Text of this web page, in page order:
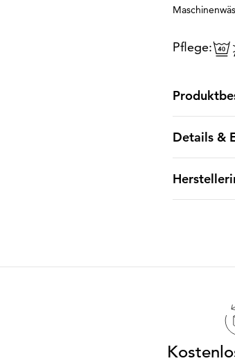
Pflege:
Details &